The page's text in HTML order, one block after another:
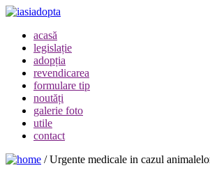
acasă
legislație
adopția
revendicarea
formulare tip
noutăți
galerie foto
utile
contact
/Urgente medicale in cazul